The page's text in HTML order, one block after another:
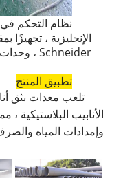
نظام التحكم في
Schneider ، وحدات التحكم في درجة حرارة Omron.
تطبيق المنتج
الأنابيب البلاستيكية ،
وإمدادات المياه